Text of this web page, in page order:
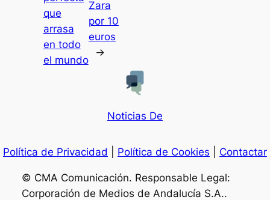
que
arrasa
en todo
el mundo
Zara
por 10
euros
→
Noticias De
Política de Privacidad Política de Cookies Contactar
© CMA Comunicación. Responsable Legal:
Corporación de Medios de Andalucía S.A..